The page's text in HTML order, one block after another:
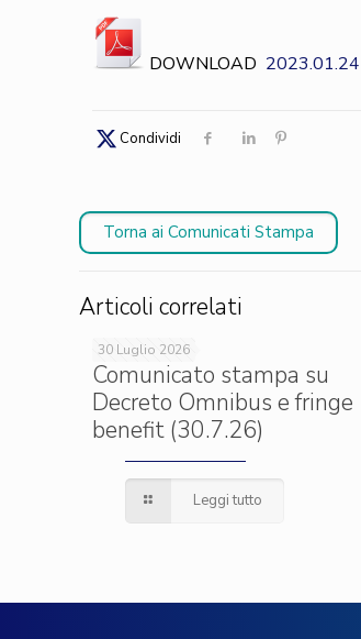
DOWNLOAD 2023.01.24
Condividi
Torna ai Comunicati Stampa
Articoli correlati
30 Luglio 2026
Comunicato stampa su
Decreto Omnibus e fringe
benefit (30.7.26)
Leggi tutto